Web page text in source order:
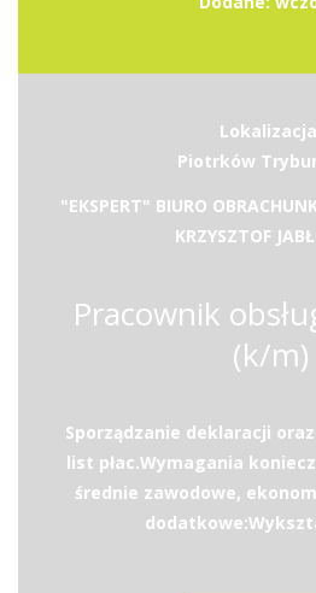
Piotrków
"EKSPERT" BIURO
KRZYSZTOF
Pracownik
(k/m)
Sporządzanie deklaracji
list płac.Wymagania
średnie zawodowe,